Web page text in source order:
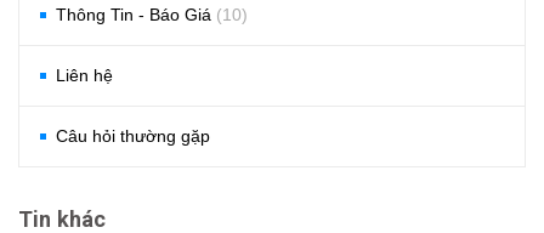
Thông Tin - Báo Giá (10)
Liên hệ
Câu hỏi thường gặp
Tin khác